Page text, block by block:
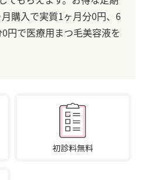
購入で実質1ヶ月分0円、6
円で医療用まつ毛美容液を